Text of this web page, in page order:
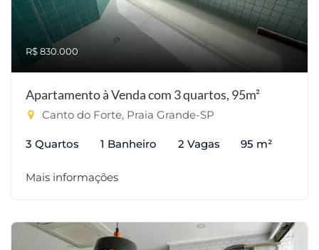
R$ 830.000
Apartamento à Venda com 3 quartos, 95m²
Canto do Forte, Praia Grande-SP
3 Quartos 1 Banheiro 2 Vagas 95 m²
Mais informações